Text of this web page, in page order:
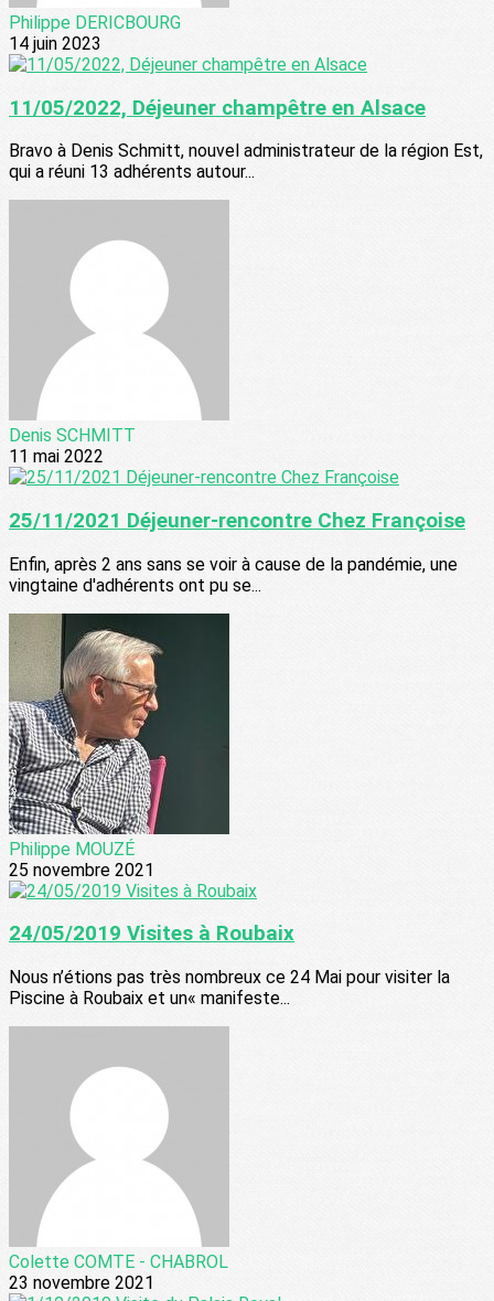
Philippe DERICBOURG
14 juin 2023
11/05/2022, Déjeuner champêtre en Alsace
Bravo à Denis Schmitt, nouvel administrateur de la région Est,
qui a réuni 13 adhérents autour...
Denis SCHMITT
11 mai 2022
25/11/2021 Déjeuner-rencontre Chez Françoise
Enfin, après 2 ans sans se voir à cause de la pandémie, une
vingtaine d'adhérents ont pu se...
Philippe MOUZÉ
25 novembre 2021
24/05/2019 Visites à Roubaix
Nous n’étions pas très nombreux ce 24 Mai pour visiter la
Piscine à Roubaix et un« manifeste...
Colette COMTE - CHABROL
23 novembre 2021